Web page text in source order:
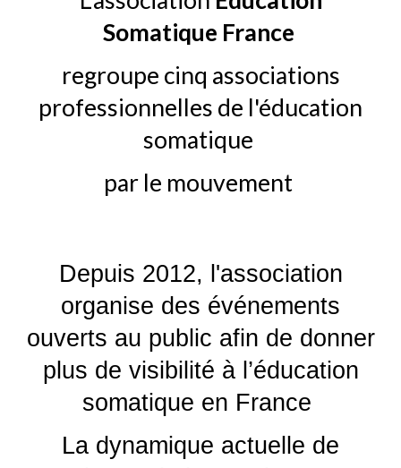
Somatique France
regroupe cinq associations
professionnelles de l'éducation
somatique
par le mouvement
Depuis 2012, l'association
organise des événements
ouverts au public afin de donner
plus de visibilité à l’éducation
somatique en France
La dynamique actuelle de